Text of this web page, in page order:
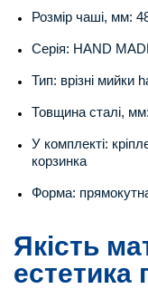
Розмір чаші, мм:
Серія: HAND
Тип: врізні мийки
Товщина сталі,
У комплекті:
корзинка
Форма:
Якість
естетика